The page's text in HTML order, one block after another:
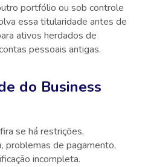
portfólio ou sob controle
essa titularidade antes de
ativos herdados de
pessoais antigas.
do Business
se há restrições,
problemas de pagamento,
incompleta.